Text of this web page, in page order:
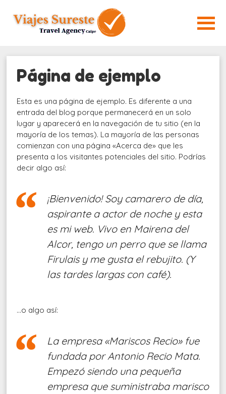
Página de ejemplo
Esta es una página de ejemplo. Es diferente a una
entrada del blog porque permanecerá en un solo
lugar y aparecerá en la navegación de tu sitio (en la
mayoría de los temas). La mayoría de las personas
comienzan con una página «Acerca de» que les
presenta a los visitantes potenciales del sitio. Podrías
decir algo así:
¡Bienvenido! Soy camarero de día,
aspirante a actor de noche y esta
es mi web. Vivo en Mairena del
Alcor, tengo un perro que se llama
Firulais y me gusta el rebujito. (Y
las tardes largas con café).
…o algo así:
La empresa «Mariscos Recio» fue
fundada por Antonio Recio Mata.
Empezó siendo una pequeña
empresa que suministraba marisco